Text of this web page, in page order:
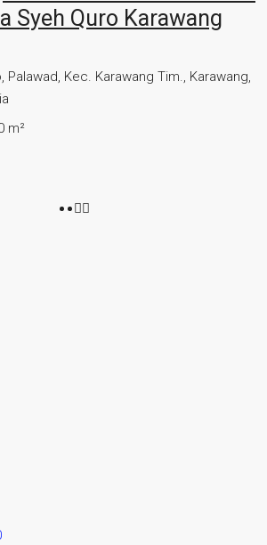
Syeh Quro Karawang
Palawad, Kec. Karawang Tim., Karawang,
m²